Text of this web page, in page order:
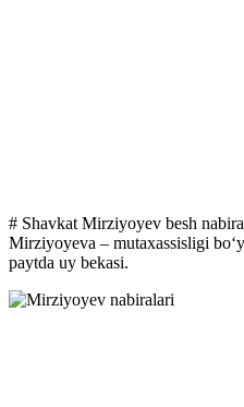
# Shavkat Mirziyoyev besh
Mirziyoyeva – mutaxassisligi
paytda uy bekasi.